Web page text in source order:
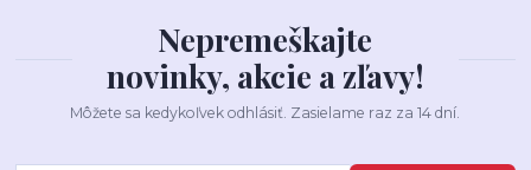
Nepremeškajte
novinky, akcie a zľavy!
Môžete sa kedykoľvek odhlásiť. Zasielame raz za 14 dní.